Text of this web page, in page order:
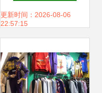
与摆摊批发的制胜
更新时间：2026-08-06
22:57:15